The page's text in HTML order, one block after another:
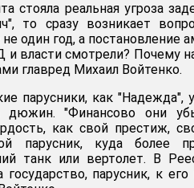
стояла реальная угроза
то сразу возникает
один год, а постановление
власти смотрели? Почему
главред Михаил Войтенко.
парусники, как "Надежда",
"Финансово они
как свой престиж,
куда более
танк или вертолет. В
государство, парусник, к